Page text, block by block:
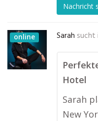
Nachricht
online Sarah sucht
Hotel
Sarah
New